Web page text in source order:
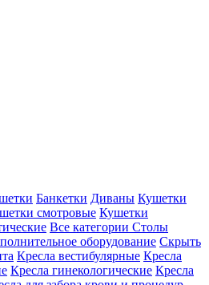
Банкетки Диваны Кушетки
смотровые Кушетки
Все категории Столы
оборудование Скрыть
Кресла вестибулярные Кресла
Кресла гинекологические Кресла